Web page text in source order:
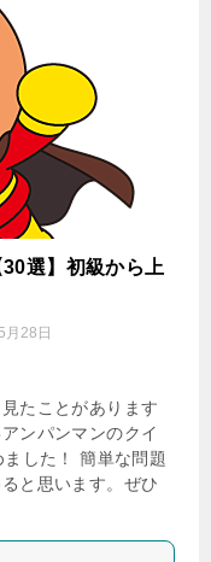
選】初級から上
月28日
たことがあります
ンパンマンのクイ
した！ 簡単な問題
と思います。ぜひ